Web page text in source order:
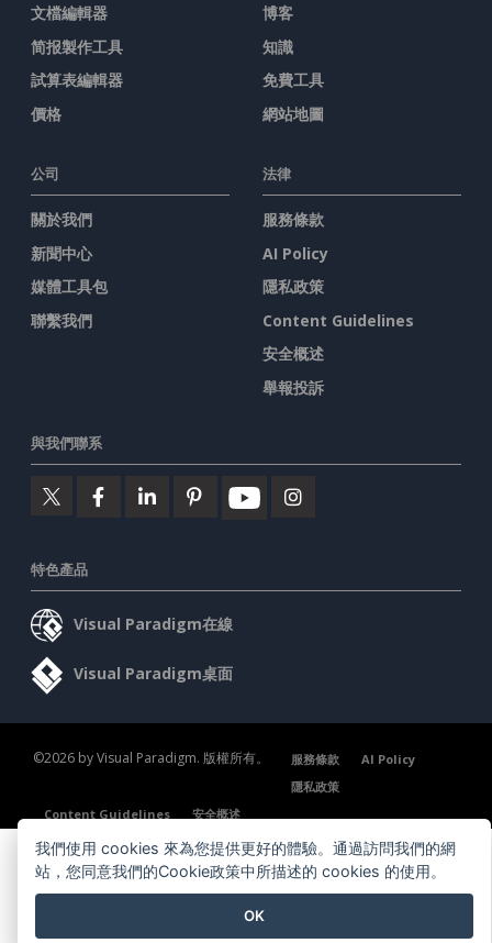
文檔編輯器
简报製作工具
試算表編輯器
價格
博客
知識
免費工具
網站地圖
公司
關於我們
新聞中心
媒體工具包
聯繫我們
法律
服務條款
AI Policy
隱私政策
Content Guidelines
安全概述
舉報投訴
與我們聯系
特色產品
Visual Paradigm在線
Visual Paradigm桌面
©2026 by Visual Paradigm. 版權所有。 服務條款
AI Policy
隱私政策
Content Guidelines
安全概述
我們使用 cookies 來為您提供更好的體驗。通過訪問我們的網
站，您同意我們的Cookie政策中所描述的 cookies 的使用。
OK